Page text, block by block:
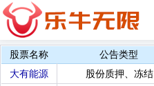
股票名称
公告类型
大有能源
股份质押、冻结